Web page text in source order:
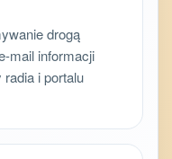
drogą
mail informacji
i portalu